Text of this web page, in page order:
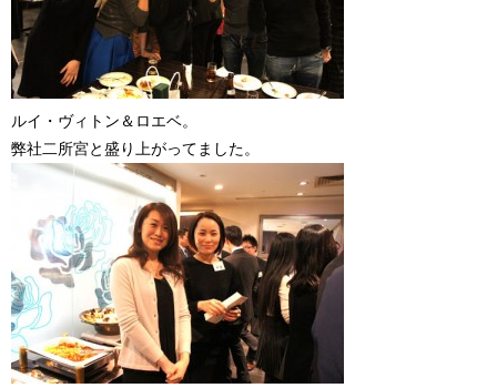
ルイ・ヴィトン＆ロエベ。
弊社二所宮と盛り上がってました。